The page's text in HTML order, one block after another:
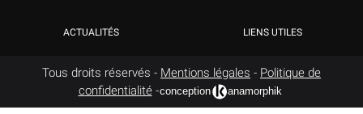
ACTUALITÉS LIENS UTILES
Tous droits réservés - Mentions légales - Politique de
confidentialité-